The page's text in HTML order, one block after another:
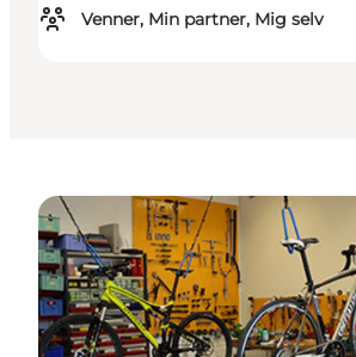
Venner, Min partner, Mig selv